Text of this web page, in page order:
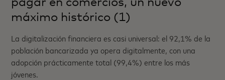
máximo histórico (1)
La digitalización financiera es casi universal: el 92,1% de la
población bancarizada ya opera digitalmente, con una
adopción prácticamente total (99,4%) entre los más
jóvenes.